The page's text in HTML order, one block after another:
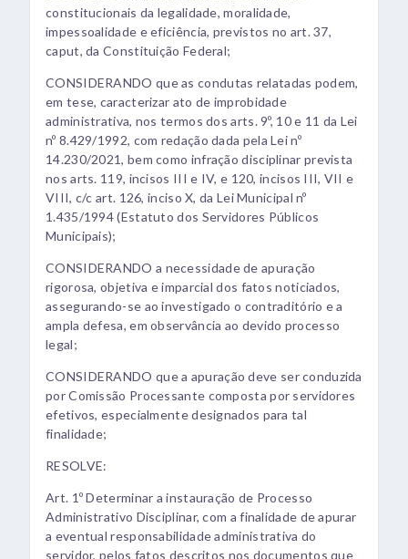
constitucionais da legalidade, moralidade,
impessoalidade e eficiência, previstos no art. 37,
caput, da Constituição Federal;
CONSIDERANDO que as condutas relatadas podem,
em tese, caracterizar ato de improbidade
administrativa, nos termos dos arts. 9º, 10 e 11 da Lei
nº 8.429/1992, com redação dada pela Lei nº
14.230/2021, bem como infração disciplinar prevista
nos arts. 119, incisos III e IV, e 120, incisos III, VII e
VIII, c/c art. 126, inciso X, da Lei Municipal nº
1.435/1994 (Estatuto dos Servidores Públicos
Municipais);
CONSIDERANDO a necessidade de apuração
rigorosa, objetiva e imparcial dos fatos noticiados,
assegurando-se ao investigado o contraditório e a
ampla defesa, em observância ao devido processo
legal;
CONSIDERANDO que a apuração deve ser conduzida
por Comissão Processante composta por servidores
efetivos, especialmente designados para tal
finalidade;
RESOLVE:
Art. 1º Determinar a instauração de Processo
Administrativo Disciplinar, com a finalidade de apurar
a eventual responsabilidade administrativa do
servidor, pelos fatos descritos nos documentos que